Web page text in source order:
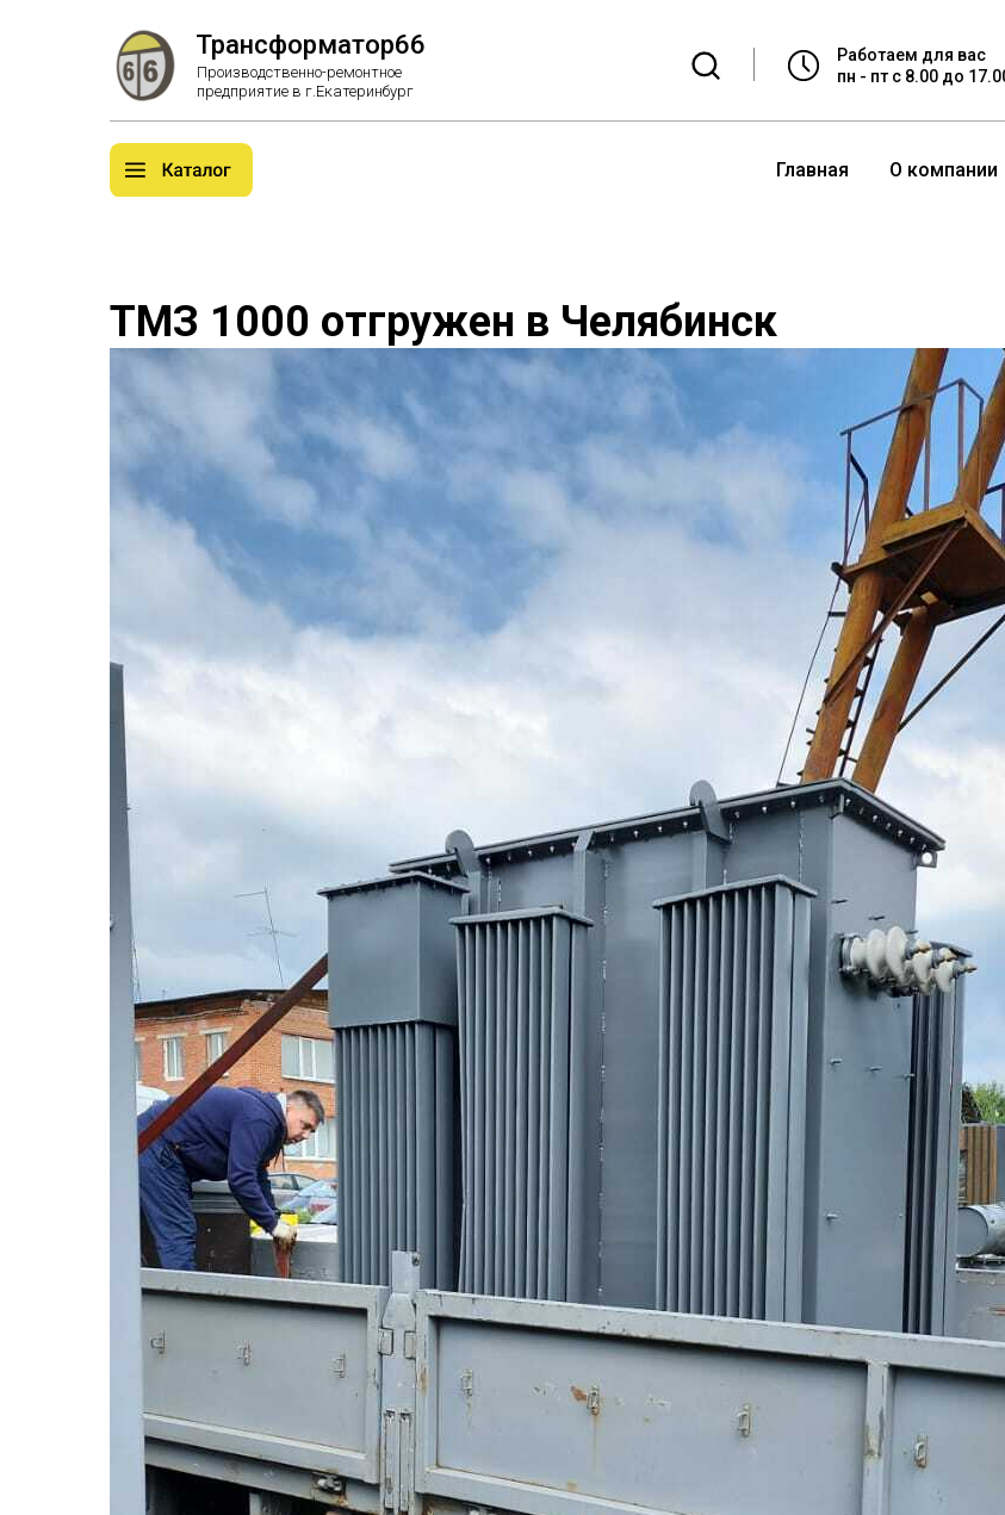
Трансформатор66
Производственно-ремонтное
предприятие в г.Екатеринбург
Работаем для вас
пн - пт с 8.00 до
Главная О компании
ТМЗ 1000 отгружен в Челябинск